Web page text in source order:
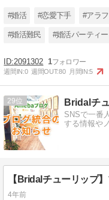
#婚活 #恋愛下手 #アラ
#婚活難民 #婚活パーティー
2091302 1
週間IN:0 週間OUT:80 月間IN:5
29
SNSで一番
する情報や
4年前